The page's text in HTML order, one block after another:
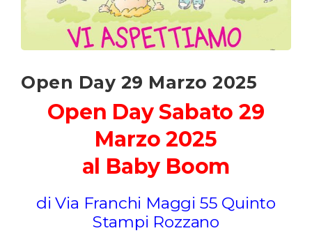
Open Day 29 Marzo 2025
Open Day Sabato 29
Marzo 2025
al Baby Boom
di Via Franchi Maggi 55 Quinto
Stampi Rozzano